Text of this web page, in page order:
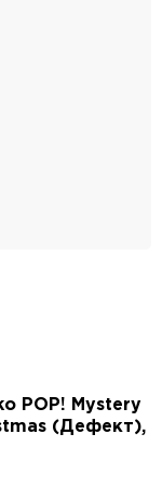
POP! Mystery
(Дефект),